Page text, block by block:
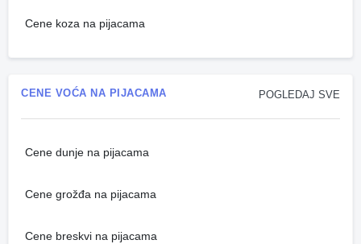
Cene koza na pijacama
POGLEDAJ SVE
CENE VOĆA NA PIJACAMA
Cene dunje na pijacama
Cene grožđa na pijacama
Cene breskvi na pijacama